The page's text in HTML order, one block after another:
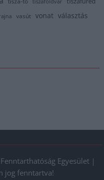
vasút vonat választás
Egyesület |
jog fenntartva!